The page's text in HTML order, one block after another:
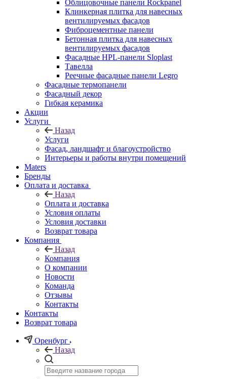
Облицовочные панели Rockpanel
Клинкерная плитка для навесных
вентилируемых фасадов
Фиброцементные панели
Бетонная плитка для навесных
вентилируемых фасадов
Фасадные HPL-панели Sloplast
Тавелла
Реечные фасадные панели Legro
Фасадные термопанели
Фасадный декор
Гибкая керамика
Акции
Услуги
Назад
Услуги
Фасад, ландшафт и благоустройство
Интерьеры и работы внутри помещений
Maters
Бренды
Оплата и доставка
Назад
Оплата и доставка
Условия оплаты
Условия доставки
Возврат товара
Компания
Назад
Компания
О компании
Новости
Команда
Отзывы
Контакты
Контакты
Возврат товара
Оренбург
Назад